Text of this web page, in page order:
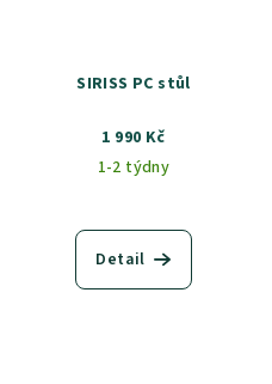
SIRISS PC stůl
1 990 Kč
1-2 týdny
Detail